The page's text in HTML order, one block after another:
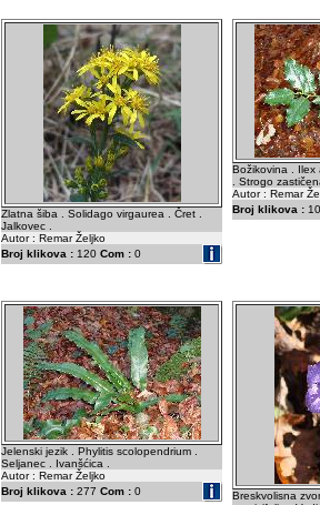
Zlatna šiba . Solidago virgaurea . Čret .
Jalkovec .
Autor : Remar Željko
Broj klikova : 120 Com : 0
Božikovina . Ilex
. Strogo
Autor : Remar
Broj klikova :
Jelenski jezik . Phylitis scolopendrium .
Seljanec . Ivanšćica .
Autor : Remar Željko
Broj klikova : 277 Com : 0
Breskvolisna